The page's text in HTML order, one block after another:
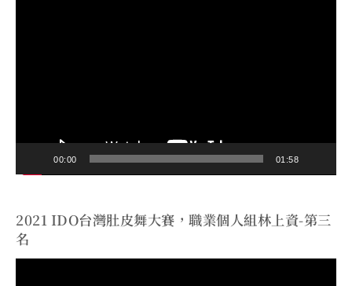
00:00 01:58
2021 IDO台灣肚皮舞大賽，職業個人組林上資-第三
名